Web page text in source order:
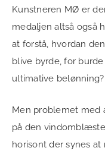
Kunstneren MØ er
medaljen altså også
at forstå, hvordan
blive byrde, for
ultimative belønning?
Men problemet med
på den
horisont der synes